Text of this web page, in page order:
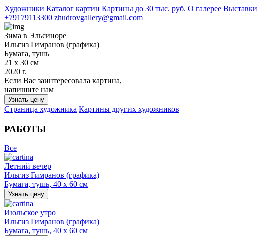
Художники Каталог картин Картины до 30 тыс. руб. О галерее Выставки
+79179113300 zhudrovgallery@gmail.com
Зима в Эльсиноре
Ильгиз Гимранов (графика)
Бумага, тушь
21 х 30 см
2020 г.
Если Вас заинтересовала картина,
напишите нам
Узнать цену
Страница художника Картины других художников
РАБОТЫ
Все
Летний вечер
Ильгиз Гимранов (графика)
Бумага, тушь, 40 х 60 см
Узнать цену
Июльское утро
Ильгиз Гимранов (графика)
Бумага, тушь, 40 х 60 см